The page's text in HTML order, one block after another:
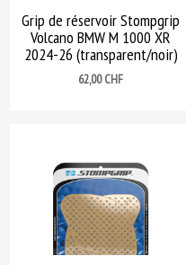
Grip de réservoir Stompgrip
Volcano BMW M 1000 XR
2024-26 (transparent/noir)
Prix
62,00 CHF